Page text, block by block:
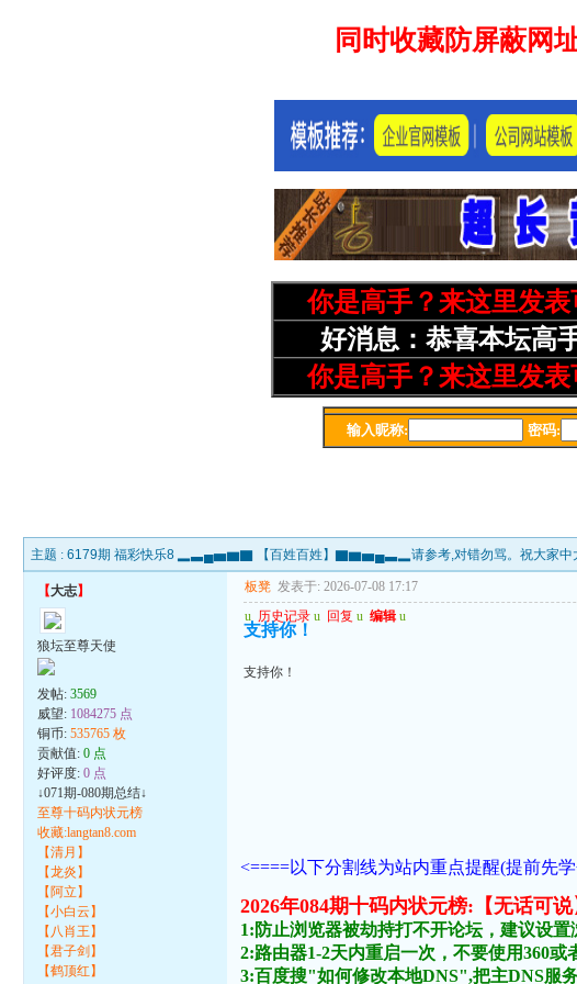
主题 :6179期 福彩快乐8 ▂▃▄▅▆▇ 【百姓百姓】▇▆▅▄▃▂请参考,对错勿骂。祝大家中
【大志】
狼坛至尊天使
发帖:3569
威望: 1084275 点
铜币:535765 枚
贡献值:0 点
好评度:0 点
↓071期-080期总结↓
至尊十码内状元榜
收藏:langtan8.com
【清月】
【龙炎】
【阿立】
【小白云】
【八肖王】
【君子剑】
【鹤顶红】
板凳 发表于: 2026-07-08 17:17
u 历史记录 u 回复 u 编辑 u
支持你！
支持你！
<====以下分割线为站内重点提醒(提前先
2026年084期十码内状元榜:【无话可
1:防止浏览器被劫持打不开论坛，建议设
2:路由器1-2天内重启一次，不要使用360
3:百度搜"如何修改本地DNS",把主DNS服